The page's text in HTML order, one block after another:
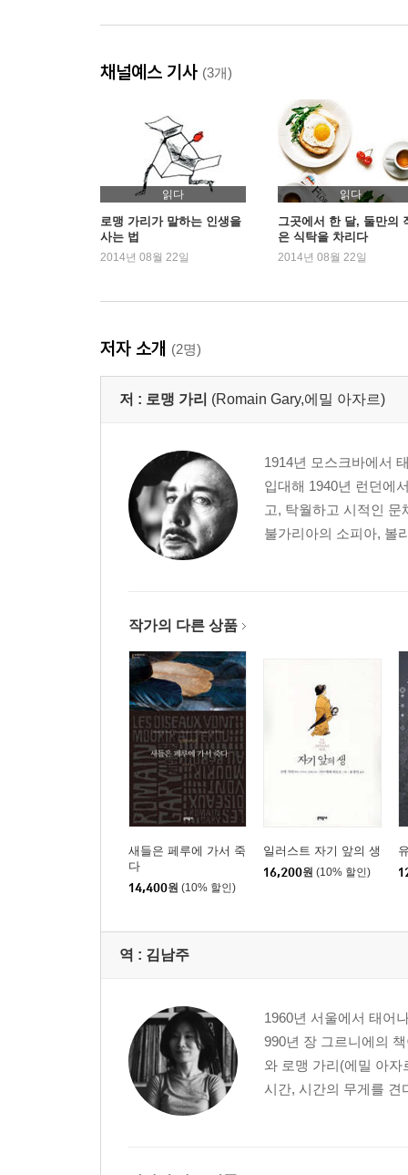
채널예스 기사 (3개)
읽다
로맹 가리가 말하는 인생을
사는 법
2014년 08월 22일
읽다
그곳에서 한 달, 둘만의
은 식탁을 차리다
2014년 08월 22일
저자 소개 (2명)
저 : 로맹 가리 (Romain Gary,에밀 아자르)
1914년 모스크바에서
입대해 1940년 런던에
고, 탁월하고 시적인
불가리아의 소피아, 볼
작가의 다른 상품
새들은 페루에 가서 죽
다
14,400원 (10% 할인)
일러스트 자기 앞의 생
16,200원 (10% 할인)
역 : 김남주
1960년 서울에서 태어
990년 장 그르니에의
와 로맹 가리(에밀 아
시간, 시간의 무게를 견